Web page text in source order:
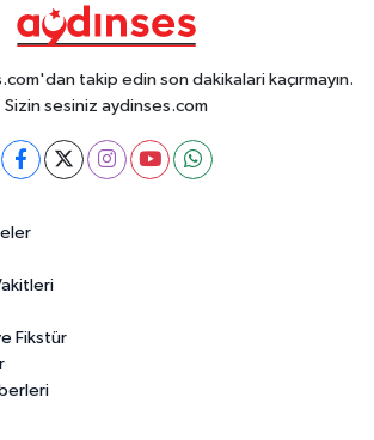
takip edin son dakikalari kaçırmayın.
Sizin sesiniz aydinses.com
Fikstür